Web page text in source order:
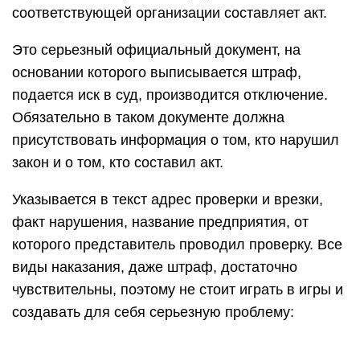
соответствующей организации составляет акт.
Это серьезный официальный документ, на
основании которого выписывается штраф,
подается иск в суд, производится отключение.
Обязательно в таком документе должна
присутствовать информация о том, кто нарушил
закон и о том, кто составил акт.
Указывается в текст адрес проверки и врезки,
факт нарушения, название предприятия, от
которого представитель проводил проверку. Все
виды наказания, даже штраф, достаточно
чувствительны, поэтому не стоит играть в игры и
создавать для себя серьезную проблему: